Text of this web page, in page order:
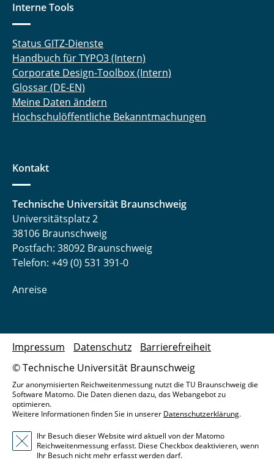
Interne Tools
Status GITZ-Dienste
Handbuch für TYPO3 (Intern)
Corporate Design-Toolbox (Intern)
Glossar (DE-EN)
Meine Daten ändern
Hochschulöffentliche Bekanntmachungen
Kontakt
Technische Universität Braunschweig
Universitätsplatz 2
38106 Braunschweig
Postfach: 38092 Braunschweig
Telefon: +49 (0) 531 391-0
Anreise
© Technische Universität Braunschweig
Impressum Datenschutz Barrierefreiheit
Zur anonymisierten Reichweitenmessung nutzt die TU Braunschweig die
Software Matomo. Die Daten dienen dazu, das Webangebot zu
optimieren.
Weitere Informationen finden Sie in unserer Datenschutzerklärung.
Ihr Besuch dieser Website wird aktuell von der Matomo
Reichweitenmessung erfasst. Diese Checkbox deaktivieren, wenn
Ihr Besuch nicht mehr erfasst werden darf.